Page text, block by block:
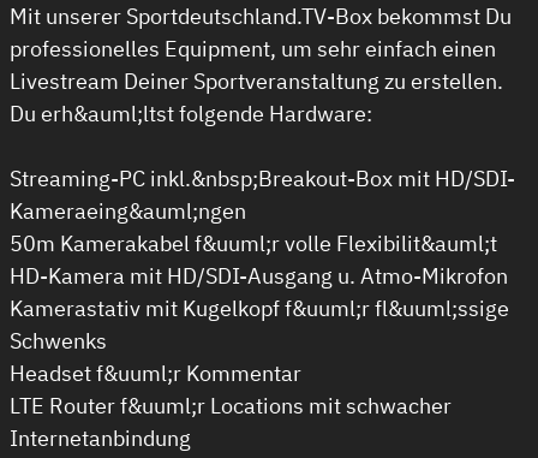
Mit unserer Sportdeutschland.TV-Box bekommst Du
professionelles Equipment, um sehr einfach einen
Livestream Deiner Sportveranstaltung zu erstellen.
Du erh&auml;ltst folgende Hardware:
Streaming-PC inkl.&nbsp;Breakout-Box mit HD/SDI-
Kameraeing&auml;ngen
50m Kamerakabel f&uuml;r volle Flexibilit&auml;t
HD-Kamera mit HD/SDI-Ausgang u. Atmo-Mikrofon
Kamerastativ mit Kugelkopf f&uuml;r fl&uuml;ssige
Schwenks
Headset f&uuml;r Kommentar
LTE Router f&uuml;r Locations mit schwacher
Internetanbindung